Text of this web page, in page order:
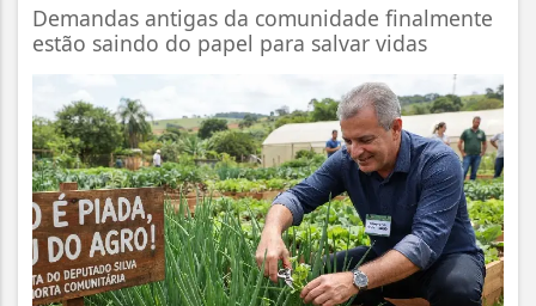
Demandas antigas da comunidade finalmente
estão saindo do papel para salvar vidas